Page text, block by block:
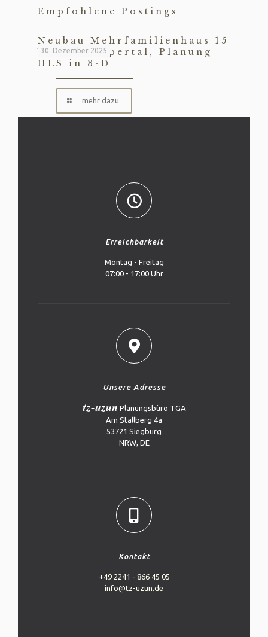
Empfohlene Postings
30. Dezember 2025
Neubau Mehrfamilienhaus 15
WE in Wuppertal, Planung
HLS in 3-D
mehr dazu
Erreichbarkeit
Montag - Freitag
07:00 - 17:00 Uhr
Unsere Adresse
tz-uzun Planungsbüro TGA
Am Stallberg 4a
53721 Siegburg
NRW, DE
Kontakt
+49 2241 - 866 45 05
info@tz-uzun.de